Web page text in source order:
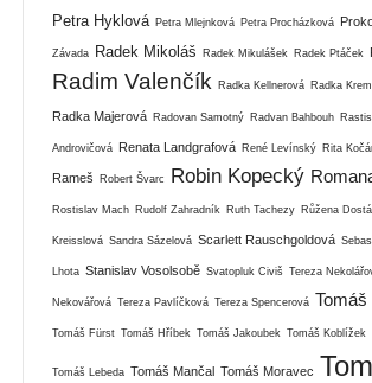
Petra Hyklová Petra Mlejnková Petra Procházková
Závada Radek Mikoláš Radek Mikulášek Radek Ptáček
Radim Valenčík Radka Kellnerová Radka
Radka Majerová Radovan Samotný Radvan Bahbouh
Androvičová Renata Landgrafová René Levínský Rita
Rameš Robert Švarc Robin Kopecký
Rostislav Mach Rudolf Zahradník Ruth Tachezy Růžena
Kreisslová Sandra Sázelová Scarlett Rauschgoldová
Lhota Stanislav Vosolsobě Svatopluk Civiš Tereza
Nekovářová Tereza Pavlíčková Tereza Spencerová
Tomáš Fürst Tomáš Hříbek Tomáš Jakoubek Tomáš Koblížek
Tomáš Lebeda Tomáš Mančal Tomáš Moravec